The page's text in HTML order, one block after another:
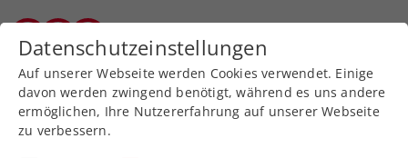
Zurück zur Newsübersicht
Bundesliga
Datenschutzeinstellungen
Auf unserer Webseite werden Cookies verwendet. Einige
davon werden zwingend benötigt, während es uns andere
ermöglichen, Ihre Nutzererfahrung auf unserer Webseite
zu verbessern.